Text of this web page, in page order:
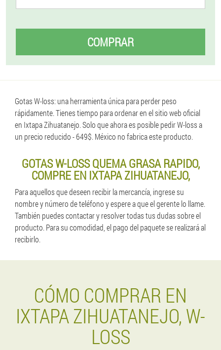
COMPRAR
Gotas W-loss: una herramienta única para perder peso
rápidamente. Tienes tiempo para ordenar en el sitio web oficial
en Ixtapa Zihuatanejo. Solo que ahora es posible pedir W-loss a
un precio reducido - 649$. México no fabrica este producto.
GOTAS W-LOSS QUEMA GRASA RAPIDO,
COMPRE EN IXTAPA ZIHUATANEJO,
Para aquellos que deseen recibir la mercancía, ingrese su
nombre y número de teléfono y espere a que el gerente lo llame.
También puedes contactar y resolver todas tus dudas sobre el
producto. Para su comodidad, el pago del paquete se realizará al
recibirlo.
CÓMO COMPRAR EN
IXTAPA ZIHUATANEJO, W-
LOSS